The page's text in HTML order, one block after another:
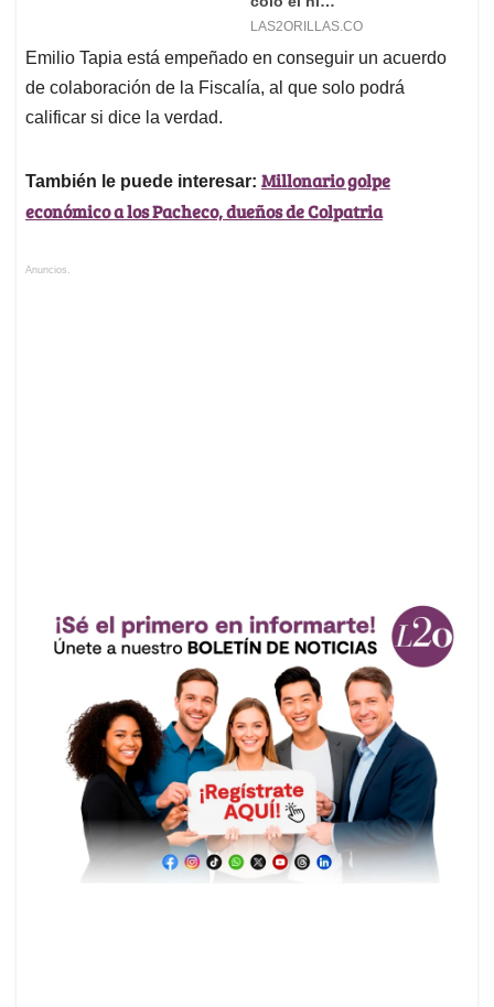
Emilio Tapia está empeñado en conseguir un acuerdo
de colaboración de la Fiscalía, al que solo podrá
calificar si dice la verdad.
También le puede interesar: Millonario golpe
económico a los Pacheco, dueños de Colpatria
Anuncios.